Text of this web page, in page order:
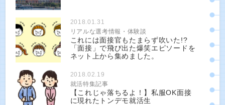
2018.01.31
リアルな選考情報・体験談
これには面接官もたまらず吹いた!?
「面接」で飛び出た爆笑エピソードを
ネット上から集めました。
2018.02.19
就活特集記事
【これじゃ落ちるよ！】私服OK面接
に現れたトンデモ就活生